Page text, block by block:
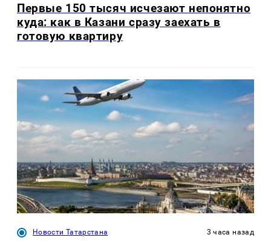
Первые 150 тысяч исчезают непонятно
куда: как в Казани сразу заехать в
готовую квартиру
Новости Татарстана 3 часа назад